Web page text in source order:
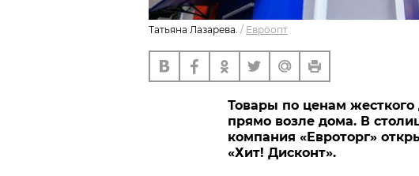
Татьяна Лазарева. / Евроопт
Товары по ценам жесткого
прямо возле дома. В
компания «Евроторг»
«Хит! Дисконт».